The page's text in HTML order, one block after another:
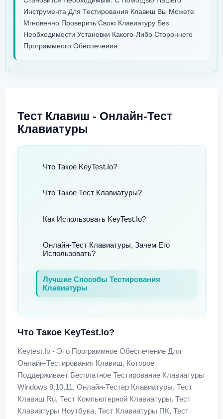
Инструмента Для Тестирования Клавиш Вы Можете
Мгновенно Проверить Свою Клавиатуру Без
Необходимости Установки Какого-Либо Стороннего
Программного Обеспечения.
Тест Клавиш - Онлайн-Тест
Клавиатуры
Что Такое KeyTest.io?
Что Такое Тест Клавиатуры?
Как Использовать KeyTest.io?
Онлайн-Тест Клавиатуры, Зачем Его
Использовать?
Лучшие Способы Тестирования
Клавиатуры
Что Такое KeyTest.io?
Keytest.io - Это Программное Обеспечение Для
Онлайн-Тестирования Клавиш, Которое
Поддерживает Бесплатное Тестирование Клавиатуры
Windows 8,10,11, Онлайн-Тестер Клавиатуры, Тест
Клавиш Ru, Тест Компьютерной Клавиатуры, Тест
Клавиатуры Ноутбука, Тест Клавиатуры ПК, Тест